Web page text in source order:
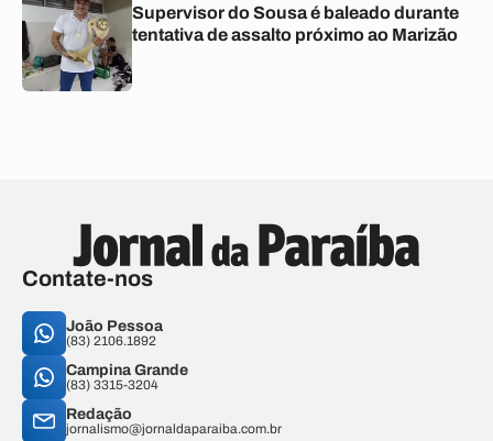
Supervisor do Sousa é baleado durante
tentativa de assalto próximo ao Marizão
Contate-nos
João Pessoa
(83) 2106.1892
Campina Grande
(83) 3315-3204
Redação
jornalismo@jornaldaparaiba.com.br